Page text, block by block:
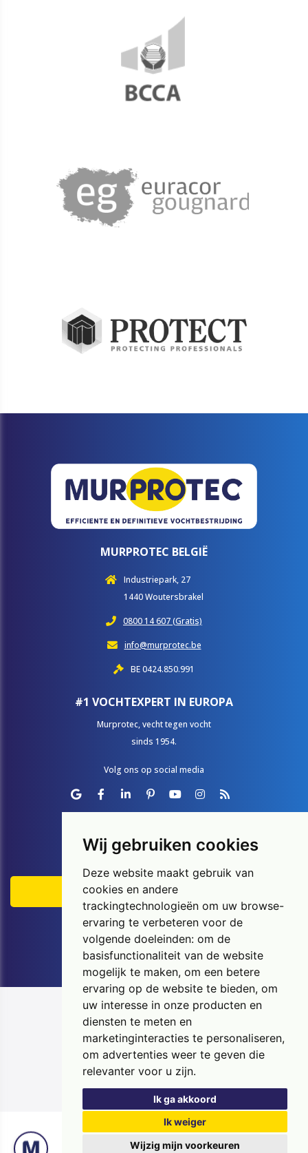
Wij gebruiken cookies
Deze website maakt gebruik van
cookies en andere
trackingtechnologieën om uw browse-
ervaring te verbeteren voor de
volgende doeleinden: om de
basisfunctionaliteit van de website
mogelijk te maken, om een betere
ervaring op de website te bieden, om
uw interesse in onze producten en
diensten te meten en
marketinginteracties te personaliseren,
om advertenties weer te geven die
relevanter voor u zijn.
Ik ga akkoord
Ik weiger
Wijzig mijn voorkeuren
MURPROTEC BELGIË
​​​​​​​Industriepark, 27
1440 Woutersbrakel
0800 14 607 (Gratis)
info@murprotec.be
BE 0424.850.991
#1 VOCHTEXPERT IN EUROPA
Murprotec, vecht tegen vocht
sinds 1954.
Volg ons op social media
GEEF VOCHT GEEN KANS
GRATIS EXPERTISE
Bel gratis: 0800 14 607
Aanmelden
Copyright © 2026 Murprotec. All rights reserved
UP TO DATE Web Design
Privacybeleid
Cookiebeleid
Sitemap